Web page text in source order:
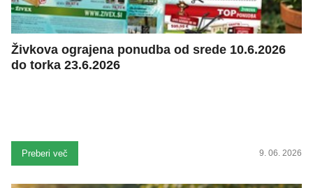
Živkova ograjena ponudba od srede 10.6.2026
do torka 23.6.2026
Preberi več 9. 06. 2026